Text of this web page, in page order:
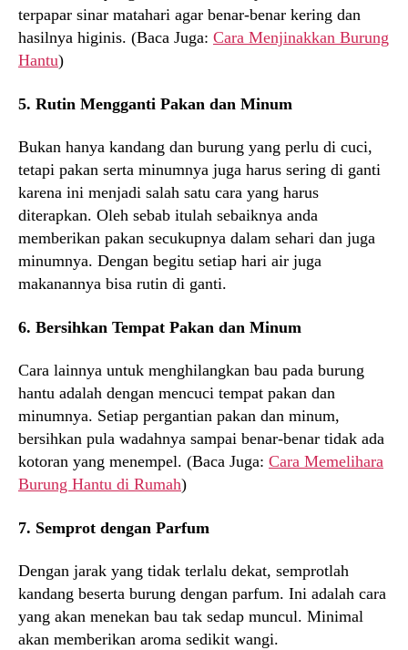
terpapar sinar matahari agar benar-benar kering dan
hasilnya higinis. (Baca Juga: Cara Menjinakkan Burung
Hantu)
5. Rutin Mengganti Pakan dan Minum
Bukan hanya kandang dan burung yang perlu di cuci,
tetapi pakan serta minumnya juga harus sering di ganti
karena ini menjadi salah satu cara yang harus
diterapkan. Oleh sebab itulah sebaiknya anda
memberikan pakan secukupnya dalam sehari dan juga
minumnya. Dengan begitu setiap hari air juga
makanannya bisa rutin di ganti.
6. Bersihkan Tempat Pakan dan Minum
Cara lainnya untuk menghilangkan bau pada burung
hantu adalah dengan mencuci tempat pakan dan
minumnya. Setiap pergantian pakan dan minum,
bersihkan pula wadahnya sampai benar-benar tidak ada
kotoran yang menempel. (Baca Juga: Cara Memelihara
Burung Hantu di Rumah)
7. Semprot dengan Parfum
Dengan jarak yang tidak terlalu dekat, semprotlah
kandang beserta burung dengan parfum. Ini adalah cara
yang akan menekan bau tak sedap muncul. Minimal
akan memberikan aroma sedikit wangi.